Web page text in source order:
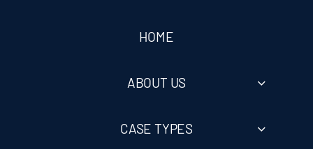
HOME
ABOUT US
CASE TYPES